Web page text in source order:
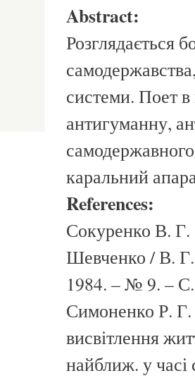
Abstract:
Розглядається
системи. Поет в
антигуманну,
каральний
References:
Сокуренко В. Г.
Шевченко / В. Г.
1984. – № 9. –
Симоненко Р. Г.
висвітлення
найближ. у часі